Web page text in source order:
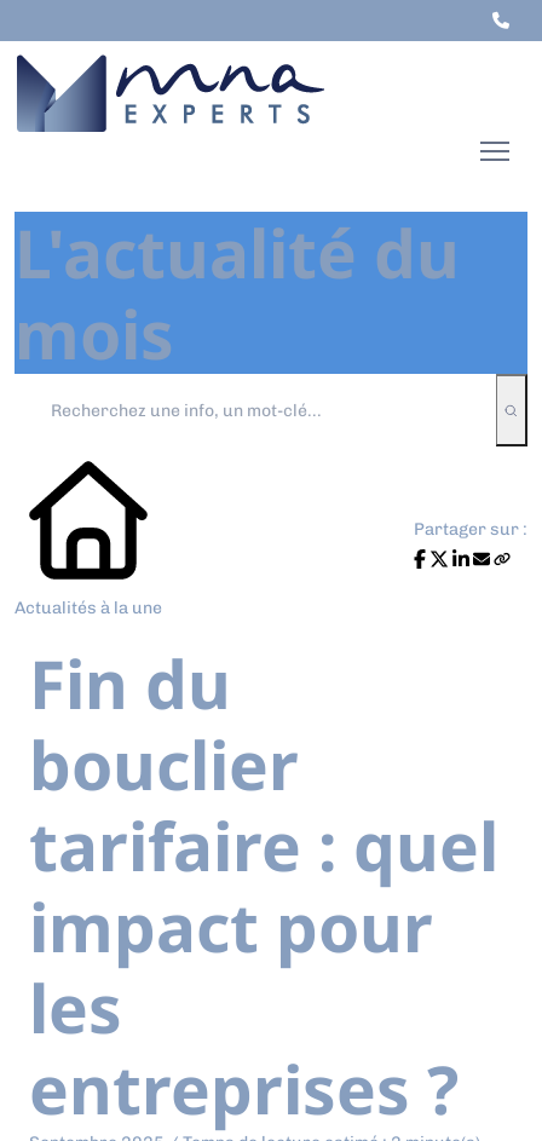
L'actualité du
mois
Actualités à la une
Partager sur :
Fin du
bouclier
tarifaire : quel
impact pour
les
entreprises ?